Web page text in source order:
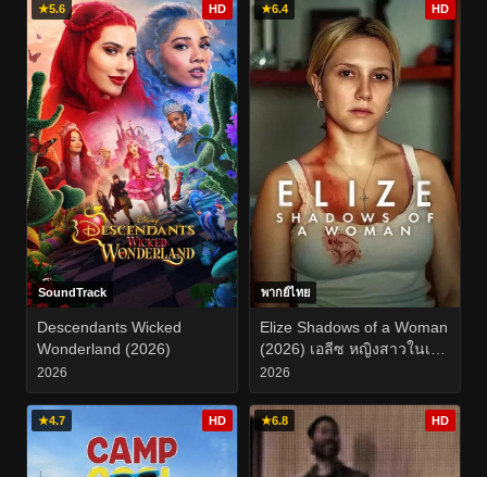
★5.6 HD
SoundTrack
Descendants Wicked
Wonderland (2026)
2026
★6.4 HD
พากย์ไทย
Elize Shadows of a Woman
(2026) เอลีซ หญิงสาวในเงา
โศก
2026
★4.7 HD ★6.8 HD